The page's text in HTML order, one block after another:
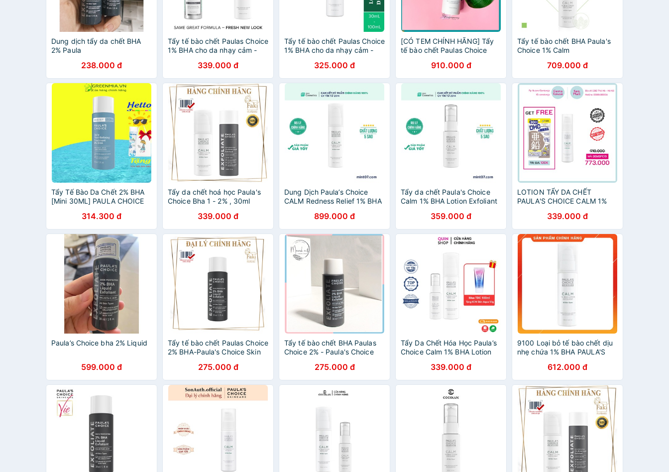
Dung dịch tẩy da chết BHA
2% Paula
238.000 đ
Tẩy tế bào chết Paulas Choice
1% BHA cho da nhạy cảm -
Redness Relief Lotion
Exfoliant 100ml
339.000 đ
Tẩy tế bào chết Paulas Choice
1% BHA cho da nhạy cảm -
Redness Relief Lotion
Exfoliant 100ml
325.000 đ
[CÓ TEM CHÍNH HÃNG] Tẩy
tế bào chết Paulas Choice
Paula's Choice 1% BHA Calm
Redness
910.000 đ
Tẩy tế bào chết BHA Paula's
Choice 1% Calm
709.000 đ
Tẩy Tế Bào Da Chết 2% BHA
[Mini 30ML] PAULA CHOICE
REFINING TREATMENT Thu
Nhỏ Lỗ Chân Lông
314.300 đ
Tẩy da chết hoá học Paula's
Choice Bha 1 - 2% , 30ml
339.000 đ
Dung Dịch Paula’s Choice
CALM Redness Relief 1% BHA
899.000 đ
Tẩy da chết Paula's Choice
Calm 1% BHA Lotion Exfoliant
359.000 đ
LOTION TẨY DA CHẾT
PAULA'S CHOICE CALM 1%
339.000 đ
Paula’s Choice bha 2% Liquid
599.000 đ
Tẩy tế bào chết Paulas Choice
2% BHA-Paula's Choice Skin
275.000 đ
Tẩy tế bào chết BHA Paulas
Choice 2% - Paula's Choice
275.000 đ
Tẩy Da Chết Hóa Học Paula’s
Choice Calm 1% BHA Lotion
339.000 đ
9100 Loại bỏ tế bào chết dịu
nhẹ chứa 1% BHA PAULA'S
RELIEF 1% BHA LOTION
EXFOLIANT 100ml
612.000 đ